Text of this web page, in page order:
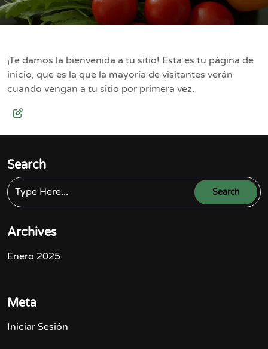
¡Te damos la bienvenida a tu sitio! Esta es tu página de
inicio, que es la que la mayoría de visitantes verán
cuando vengan a tu sitio por primera vez.
Search
Archives
Enero 2025
Meta
Iniciar Sesión